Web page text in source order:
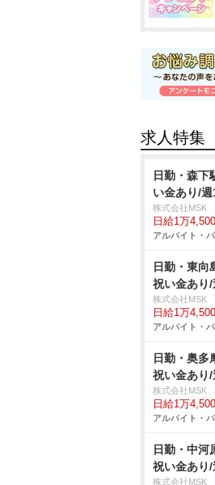
求人特集
日勤・森下
い金あり/
株式会社MSK
日給1万
アルバイト・
日勤・東向
祝い金あり
株式会社MSK
日給1万
アルバイト・
日勤・奥多
祝い金あり
株式会社MSK
日給1万
アルバイト・
日勤・中河
祝い金あり
株式会社MSK